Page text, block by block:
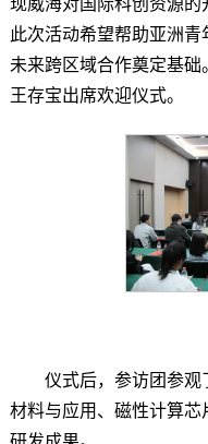
现威海对国际科创资源的
此次活动希望帮助亚洲
未来跨区域合作奠定基
王存宝出席欢迎仪式。
仪式后，参访团参观
材料与应用、磁性计算